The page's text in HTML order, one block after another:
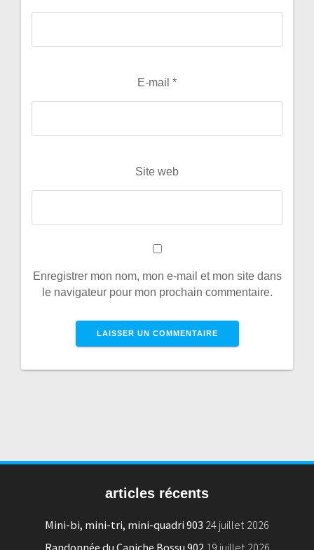
E-mail *
Site web
Enregistrer mon nom, mon e-mail et mon site dans
le navigateur pour mon prochain commentaire.
articles récents
Mini-bi, mini-tri, mini-quadri 903 24 juillet 2026
Randonnée du Caniche Bossu 902 19 juillet 2026